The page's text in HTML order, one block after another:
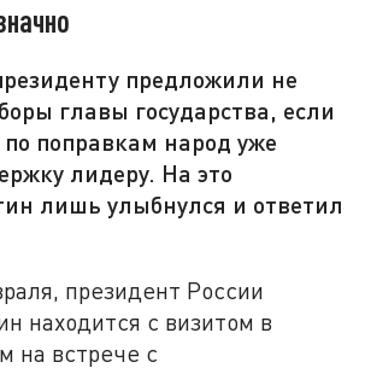
предложили не
главы государства, если
поправкам народ уже
лидеру. На это
лишь улыбнулся и ответил
президент России
находится с визитом в
на встрече с